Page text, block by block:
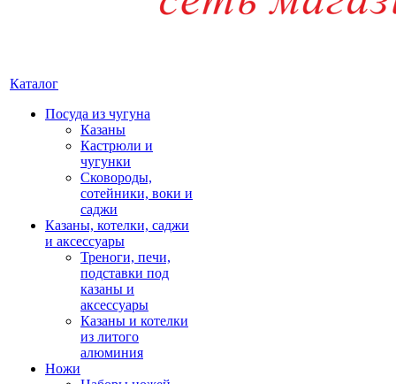
Каталог
Посуда из чугуна
Казаны
Кастрюли и
чугунки
Сковороды,
сотейники, воки и
саджи
Казаны, котелки, саджи
и аксессуары
Треноги, печи,
подставки под
казаны и
аксессуары
Казаны и котелки
из литого
алюминия
Ножи